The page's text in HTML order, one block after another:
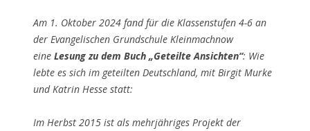
Am 1. Oktober 2024 fand für die Klassenstufen 4-6 an
der Evangelischen Grundschule Kleinmachnow
eine Lesung zu dem Buch „Geteilte Ansichten“: Wie
lebte es sich im geteilten Deutschland, mit Birgit Murke
und Katrin Hesse statt:
Im Herbst 2015 ist als mehrjähriges Projekt der